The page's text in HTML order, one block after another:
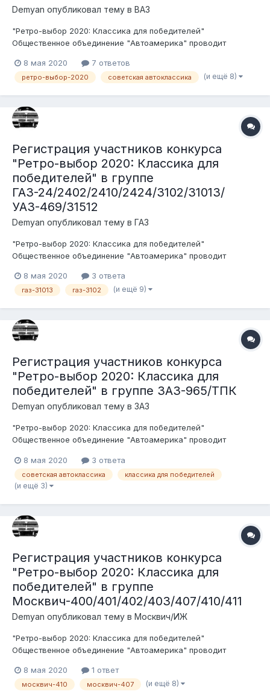
Demyan опубликовал тему в ВАЗ
"Ретро-выбор 2020: Классика для победителей"
Общественное объединение "Автоамерика" проводит
советского автопрома. Беспристрастными судьями будут
сами участники форума. Условия конкурса: 1. Транспортное
8 мая 2020 7 ответов
ретро-выбор-2020 советская автоклассика (и ещё 8)
Регистрация участников конкурса
"Ретро-выбор 2020: Классика для
победителей" в группе
ГАЗ-24/2402/2410/2424/3102/31013/
УАЗ-469/31512
Demyan опубликовал тему в ГАЗ
"Ретро-выбор 2020: Классика для победителей"
Общественное объединение "Автоамерика" проводит
советского автопрома. Беспристрастными судьями будут
сами участники форума. Условия конкурса: 1. Транспортное
8 мая 2020 3 ответа
газ-31013 газ-3102 (и ещё 9)
Регистрация участников конкурса
"Ретро-выбор 2020: Классика для
победителей" в группе ЗАЗ-965/ТПК
Demyan опубликовал тему в ЗАЗ
"Ретро-выбор 2020: Классика для победителей"
Общественное объединение "Автоамерика" проводит
советского автопрома. Беспристрастными судьями будут
сами участники форума. Условия конкурса: 1. Транспортное
средство должно быть зарегистри...
8 мая 2020 3 ответа
советская автоклассика классика для победителей
(и ещё 3)
Регистрация участников конкурса
"Ретро-выбор 2020: Классика для
победителей" в группе
Москвич-400/401/402/403/407/410/411
Demyan опубликовал тему в Москвич/ИЖ
"Ретро-выбор 2020: Классика для победителей"
Общественное объединение "Автоамерика" проводит
советского автопрома. Беспристрастными судьями будут
сами участники форума. Условия конкурса: 1. Транспортное
8 мая 2020 1 ответ
москвич-410 москвич-407 (и ещё 8)